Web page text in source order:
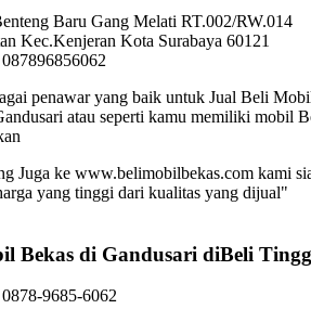
Baru Gang Melati RT.002/RW.014
Kec.Kenjeran Kota Surabaya 60121
087896856062
penawar yang baik untuk Jual Beli
atau seperti kamu memiliki mobil
Juga ke www.belimobilbekas.com kami
yang tinggi dari kualitas yang dijual"
Bekas di Gandusari diBeli
0878-9685-6062